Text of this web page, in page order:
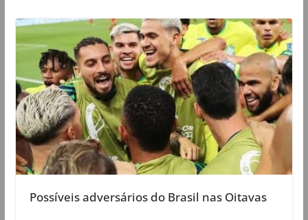
Possíveis adversários do Brasil nas Oitavas